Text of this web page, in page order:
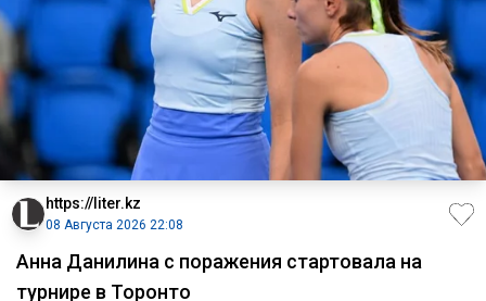
https://liter.kz
08 Августа 2026 22:08
Анна Данилина с поражения стартовала на
турнире в Торонто